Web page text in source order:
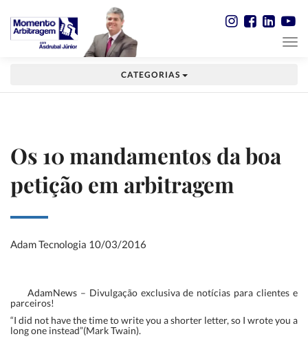
CATEGORIAS
Os 10 mandamentos da boa
petição em arbitragem
Adam Tecnologia 10/03/2016
AdamNews– Divulgação exclusiva de notícias para clientes e
parceiros!
“I did not have the time to write you a shorter letter, so I wrote you a
long one instead”(Mark Twain).